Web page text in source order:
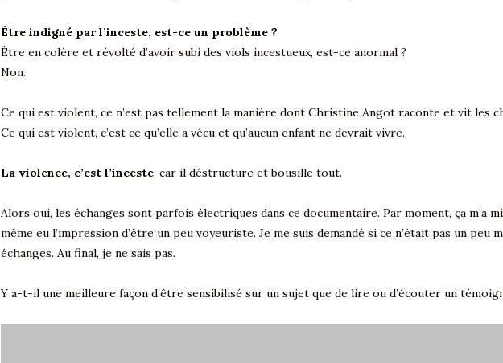
Être indigné par l’inceste, est-ce un problème ?
Être en colère et révolté d’avoir subi des viols incestueux, est-ce anormal ?
Non.
Ce qui est violent, ce n’est pas tellement la manière dont Christine Angot raconte et vit les
Ce qui est violent, c’est ce qu’elle a vécu et qu’aucun enfant ne devrait vivre.
La violence, c’est l’inceste, car il déstructure et bousille tout.
Alors oui, les échanges sont parfois électriques dans ce documentaire. Par moment, ça m’a mis
même eu l’impression d’être un peu voyeuriste. Je me suis demandé si ce n’était pas un peu
échanges. Au final, je ne sais pas.
Y a-t-il une meilleure façon d’être sensibilisé sur un sujet que de lire ou d’écouter un